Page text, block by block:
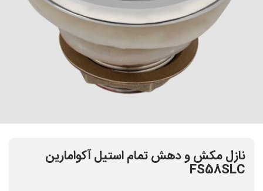
نازل مکش و دهش تمام استیل آکوامارین
FS58SLC